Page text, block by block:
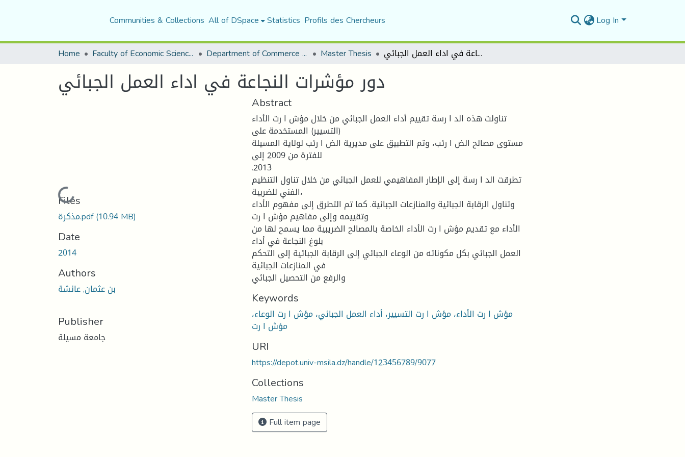
Communities & Collections All of DSpace Statistics Profils des Chercheurs Log In
Home Faculty of Economic Sciences, Commerce and Management Sciences Department of Commerce Science Master Thesis دور مؤشرات النجاعة في اداء العمل الجبائي
دور مؤشرات النجاعة في اداء العمل الجبائي
Loading...
Files
مذكرة.pdf(10.94 MB)
Date
2014
Authors
بن عثمان, عائشة
Publisher
جامعة مسيلة
Abstract
تناولت هذه الد ا رسة تقییم أداء العمل الجبائي من خلال مؤش ا رت الأداء
(التسییر) المستخدمة على
مستوى مصالح الض ا رئب، وتم التطبیق على مدیریة الض ا رئب لولایة المسیلة
للفترة من 2009 إلى
.2013
تطرقت الد ا رسة إلى الإطار المفاهیمي للعمل الجبائي من خلال تناول التنظیم
الفني للضریبة،
وتناول الرقابة الجبائیة والمنازعات الجبائیة. كما تم التطرق إلى مفهوم الأداء
وتقییمه وإلى مفاهیم مؤش ا رت
الأداء مع تقدیم مؤش ا رت الأداء الخاصة بالمصالح الضریبیة مما یسمح لها من
بلوغ النجاعة في أداء
العمل الجبائي بكل مكوناته من الوعاء الجبائي إلى الرقابة الجبائیة إلى التحكم
في المنازعات الجبائیة
والرفع من التحصیل الجبائي
Keywords
مؤش ا رت الأداء، مؤش ا رت التسییر، أداء العمل الجبائي، مؤش ا رت الوعاء،
مؤش ا رت
URI
https://depot.univ-msila.dz/handle/123456789/9077
Collections
Master Thesis
Full item page